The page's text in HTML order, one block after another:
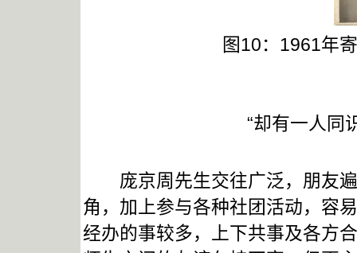
图10：1961年
“却有一人同
庞京周先生交往广泛，朋友遍
角，加上参与各种社团活动，容
经办的事较多，上下共事及各方